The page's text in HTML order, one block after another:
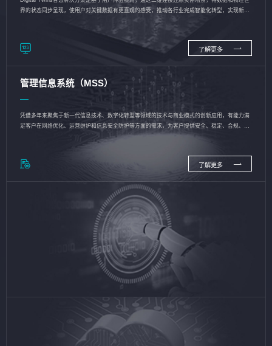
界的状态同步呈现，使用户对关键数据有更直观的感受，推动各行业完成智能化转型，实现新旧
了解更多
管理信息系统（MSS）
凭借多年来聚焦于新一代信息技术、数字化转型等领域的技术与商业模式的创新应用，有能力满
足客户在网络优化、运营维护和信息安全防护等方面的需求，为客户提供安全、稳定、合规、持
了解更多